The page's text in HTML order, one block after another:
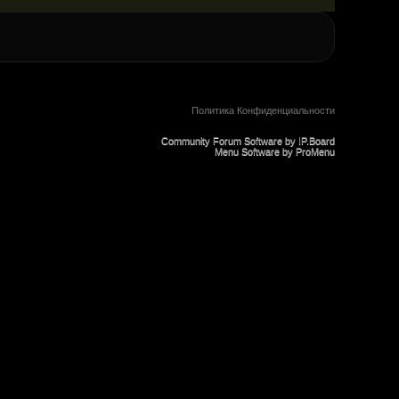
Политика Конфиденциальности
Community Forum Software by IP.Board
Menu Software by ProMenu